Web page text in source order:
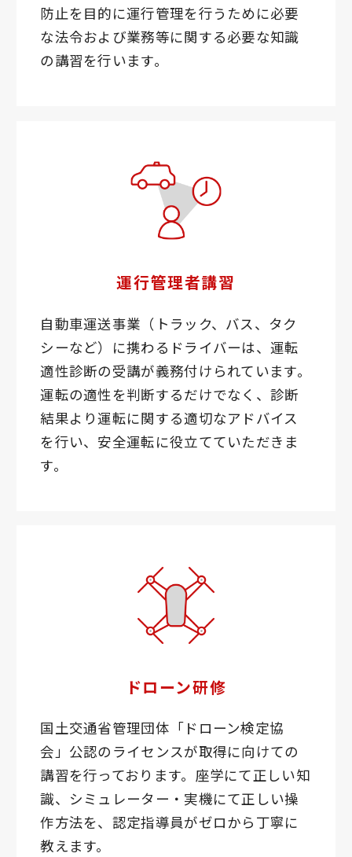
防止を目的に運行管理を行うために必要
な法令および業務等に関する必要な知識
の講習を行います。
運行管理者講習
自動車運送事業（トラック、バス、タク
シーなど）に携わるドライバーは、運転
適性診断の受講が義務付けられています。
運転の適性を判断するだけでなく、診断
結果より運転に関する適切なアドバイス
を行い、安全運転に役立てていただきま
す。
ドローン研修
国土交通省管理団体「ドローン検定協
会」公認のライセンスが取得に向けての
講習を行っております。座学にて正しい知
識、シミュレーター・実機にて正しい操
作方法を、認定指導員がゼロから丁寧に
教えます。